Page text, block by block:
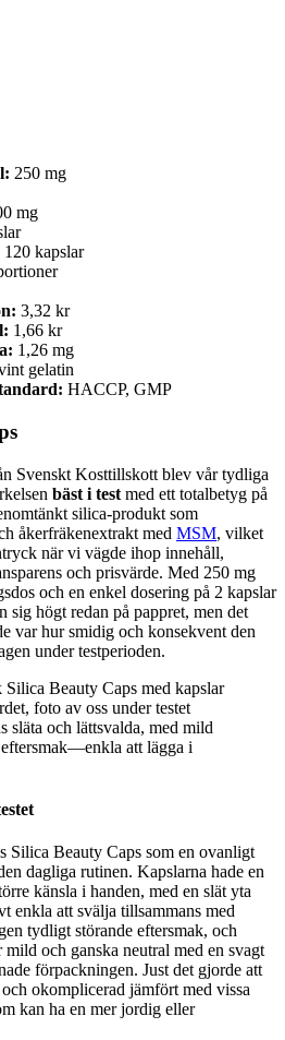
250 mg
mg
120 kapslar
3,32 kr
1,66 kr
1,26 mg
gelatin
HACCP, GMP
Svenskt Kosttillskott blev vår tydliga
bäst i test med ett totalbetyg på
silica-produkt som
åkerfräkenextrakt med MSM, vilket
när vi vägde ihop innehåll,
och prisvärde. Med 250 mg
och en enkel dosering på 2 kapslar
sig högt redan på pappret, men det
var hur smidig och konsekvent den
under testperioden.
släta och lättsvalda, med mild
att lägga i
Silica Beauty Caps som en ovanligt
dagliga rutinen. Kapslarna hade en
känsla i handen, med en slät yta
enkla att svälja tillsammans med
tydligt störande eftersmak, och
och ganska neutral med en svagt
förpackningen. Just det gjorde att
okomplicerad jämfört med vissa
kan ha en mer jordig eller